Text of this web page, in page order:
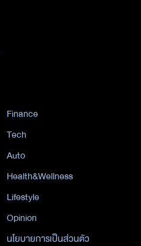
Finance
Tech
Auto
Health&Wellness
Lifestyle
Opinion
นโยบายการเป็นส่วนตัว